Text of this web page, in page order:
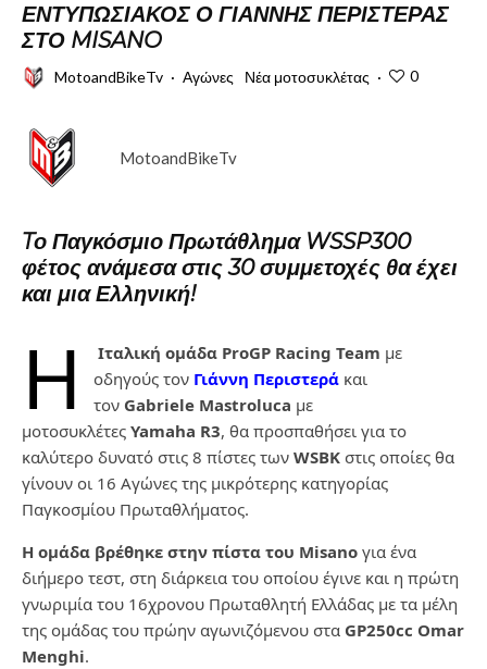
ΕΝΤΥΠΩΣΙΑΚΌΣ Ο ΓΙΆΝΝΗΣ ΠΕΡΙΣΤΕΡΆΣ
ΣΤΟ MISANO
MotoandBikeTv · Αγώνες Νέα μοτοσυκλέτας · 0
MotoandBikeTv
Tο Παγκόσμιο Πρωτάθλημα WSSP300
φέτος ανάμεσα στις 30 συμμετοχές θα έχει
και μια Ελληνική!
Η Ιταλική ομάδα ProGP Racing Team με
οδηγούς τον Γιάννη Περιστερά και
τον Gabriele Mastroluca με
μοτοσυκλέτες Yamaha R3, θα προσπαθήσει για το
καλύτερο δυνατό στις 8 πίστες των WSBK στις οποίες θα
γίνουν οι 16 Αγώνες της μικρότερης κατηγορίας
Παγκοσμίου Πρωταθλήματος.
Η ομάδα βρέθηκε στην πίστα του Misano για ένα
διήμερο τεστ, στη διάρκεια του οποίου έγινε και η πρώτη
γνωριμία του 16χρονου Πρωταθλητή Ελλάδας με τα μέλη
της ομάδας του πρώην αγωνιζόμενου στα GP250cc Omar
Menghi.